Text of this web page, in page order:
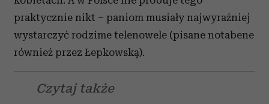
praktycznie nikt – paniom musiały najwyraźniej
wystarczyć rodzime telenowele (pisane notabene
również przez Łepkowską).
Czytaj także